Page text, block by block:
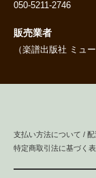
050-5211-2746
販売業者
（楽譜出版社 ミュ
支払い方法について / 配
特定商取引法に基づく